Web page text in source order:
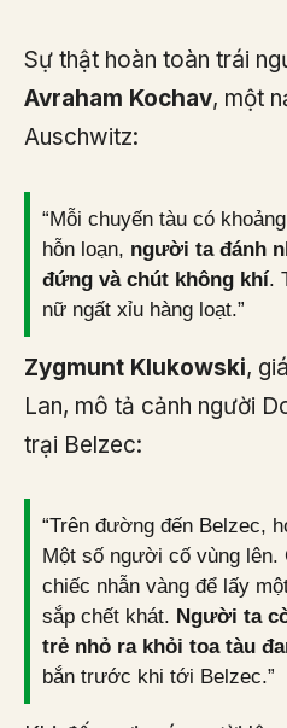
Sự thật hoàn toàn trái
Avraham Kochav, một
Auschwitz:
“Mỗi chuyến tàu có
hỗn loạn, người ta đánh
đứng và chút không khí.
nữ ngất xỉu hàng loạt.”
Zygmunt Klukowski,
Lan, mô tả cảnh người
trại Belzec:
“Trên đường đến Belzec,
Một số người cố vùng lên.
chiếc nhẫn vàng để lấy
sắp chết khát. Người ta
trẻ nhỏ ra khỏi toa tàu
bắn trước khi tới Belzec.”